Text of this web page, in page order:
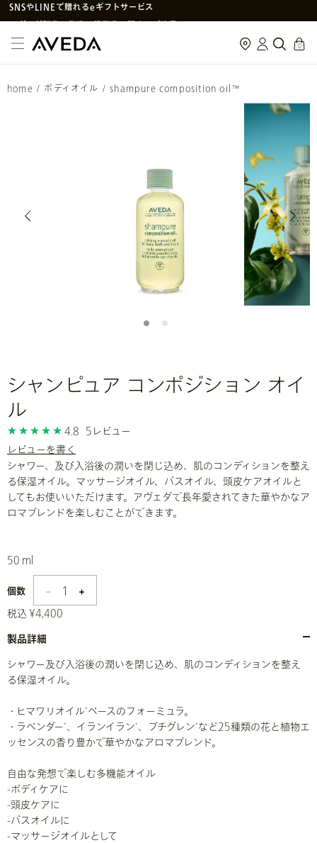
アヴェダ製品の偽造・模倣品に関するご注意
メルマガ新規登録で初回購入10%OFF
SNS や LINE で贈れるeギフトサービス
cart
0
home / ボディオイル / shampure composition oil™
シャンピュア コンポジション オイ
ル
4.8 5レビュー
レビューを書く
シャワー、及び入浴後の潤いを閉じ込め、肌のコンディションを整え
る保湿オイル。マッサージオイル、バスオイル、頭皮ケアオイルと
してもお使いいただけます。アヴェダで長年愛されてきた華やかなア
ロマブレンドを楽しむことができます。
50 ml
個数 1
税込 ¥4,400
製品詳細
シャワー及び入浴後の潤いを閉じ込め、肌のコンディションを整え
る保湿オイル。
・ヒマワリオイル* ベースのフォーミュラ。
・ラベンダー * 、イランイラン* 、プチグレン* など25種類の花と植物エ
ッセンスの香り豊かで華やかなアロマブレンド。
自由な発想で楽しむ多機能オイル
-ボディケアに
-頭皮ケアに
-バスオイルに
-マッサージオイルとして